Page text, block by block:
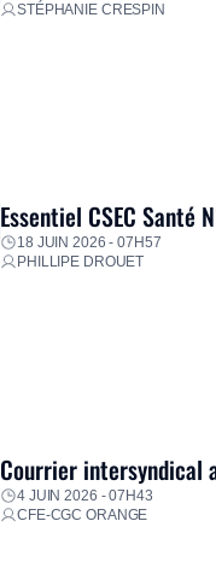
STÉPHANIE CRESPIN
Essentiel CSEC Santé
18 JUIN 2026 - 07H57
PHILLIPE DROUET
Courrier intersyndical
4 JUIN 2026 - 07H43
CFE-CGC ORANGE